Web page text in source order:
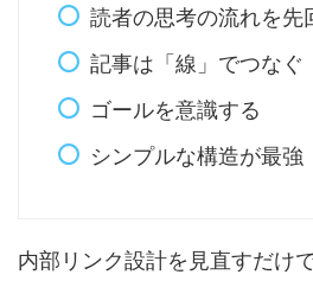
読者の思考の流れを先
記事は「線」でつなぐ
ゴールを意識する
シンプルな構造が最強
内部リンク設計を見直すだけで